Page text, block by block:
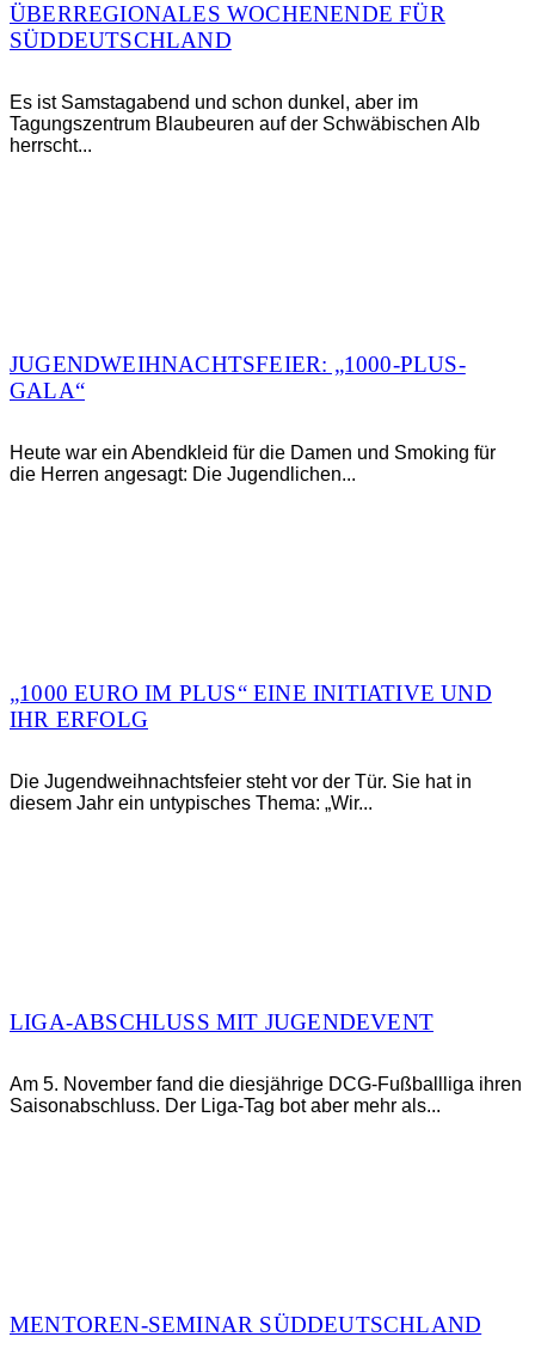
ÜBERREGIONALES WOCHENENDE FÜR
SÜDDEUTSCHLAND
Es ist Samstagabend und schon dunkel, aber im
Tagungszentrum Blaubeuren auf der Schwäbischen Alb
herrscht...
JUGENDWEIHNACHTSFEIER: „1000-PLUS-
GALA“
Heute war ein Abendkleid für die Damen und Smoking für
die Herren angesagt: Die Jugendlichen...
„1000 EURO IM PLUS“ EINE INITIATIVE UND
IHR ERFOLG
Die Jugendweihnachtsfeier steht vor der Tür. Sie hat in
diesem Jahr ein untypisches Thema: „Wir...
LIGA-ABSCHLUSS MIT JUGENDEVENT
Am 5. November fand die diesjährige DCG-Fußballliga ihren
Saisonabschluss. Der Liga-Tag bot aber mehr als...
MENTOREN-SEMINAR SÜDDEUTSCHLAND